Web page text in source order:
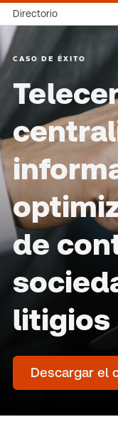
Directorio
CASO DE ÉXITO
de
litigios
Descargar el